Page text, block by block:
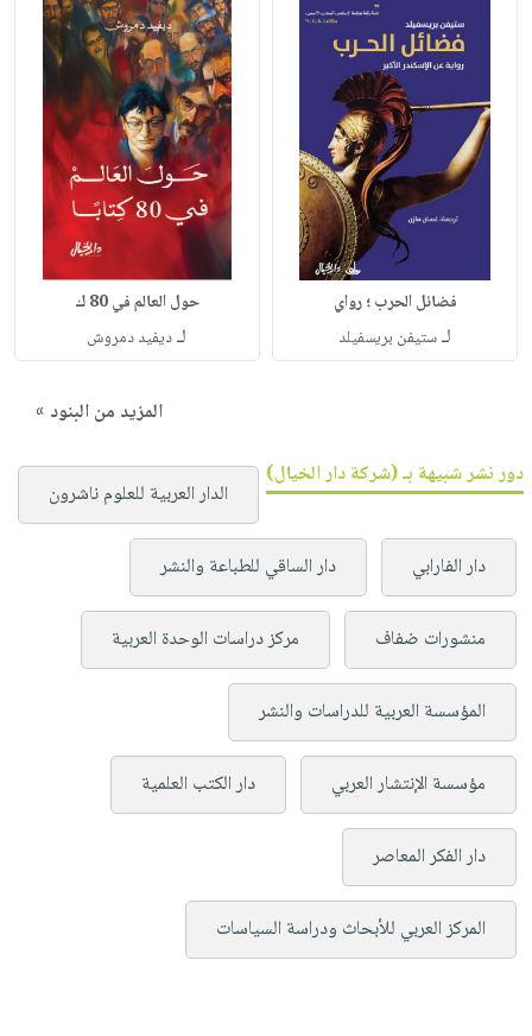
فضائل الحرب ؛ رواي
لـستيفن بريسفيلد
حول العالم في 80 ك
لـديفيد دمروش
المزيد من البنود »
دور نشر شبيهة بـ (شركة دار الخيال)
الدار العربية للعلوم ناشرون
دار الفارابي دار الساقي للطباعة والنشر
منشورات ضفاف مركز دراسات الوحدة العربية
المؤسسة العربية للدراسات والنشر
مؤسسة الإنتشار العربي دار الكتب العلمية
دار الفكر المعاصر
المركز العربي للأبحاث ودراسة السياسات